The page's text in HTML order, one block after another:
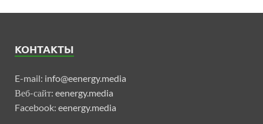
КОНТАКТЫ
E-mail: info@eenergy.media
Веб-сайт: eenergy.media
Facebook: eenergy.media